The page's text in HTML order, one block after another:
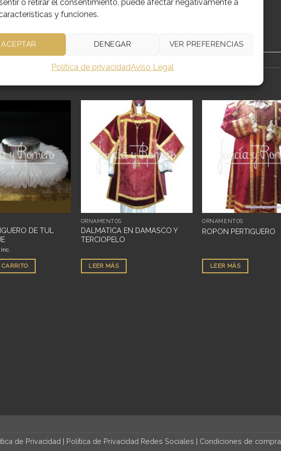
y funciones.
ACEPTAR DENEGAR VER PREFERENCIAS
Política de privacidadAviso Legal
RELACIONADOS
deseos
DE TUL
Inc.
Añadir
a
deseos
ORNAMENTOS
DALMATICA EN DAMASCO Y
TERCIOPELO
LEER MÁS
ORNAMENTOS
ROPON PERTIGUERO
LEER MÁS
de Privacidad | Política de Privacidad Redes Sociales | Condiciones de compra